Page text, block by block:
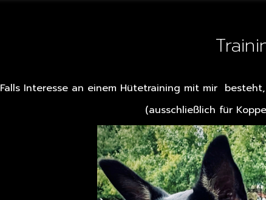
Falls Interesse an einem Hütetraining mit mir
(ausschließlich für